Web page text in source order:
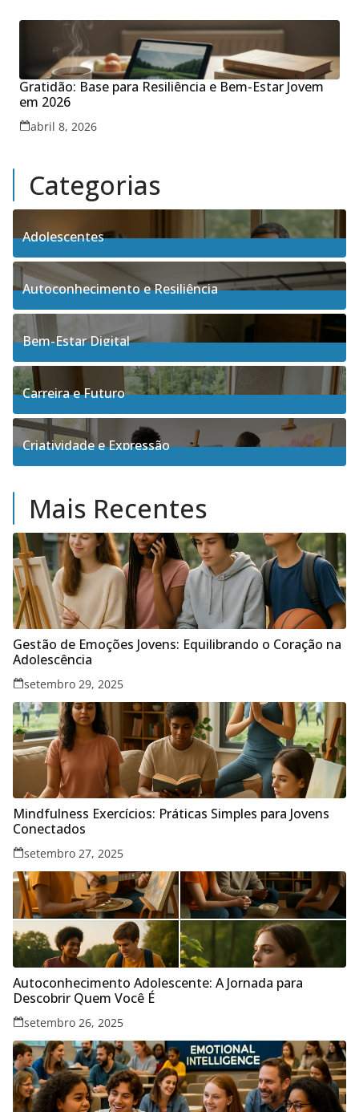
Gratidão: Base para Resiliência e Bem-Estar Jovem
em 2026
abril 8, 2026
Categorias
Adolescentes
4Posts
Autoconhecimento e Resiliência
91Posts
Bem-Estar Digital
3Posts
Carreira e Futuro
5Posts
Criatividade e Expressão
Mais Recentes
Gestão de Emoções Jovens: Equilibrando o Coração na
Adolescência
setembro 29, 2025
Mindfulness Exercícios: Práticas Simples para Jovens
Conectados
setembro 27, 2025
Autoconhecimento Adolescente: A Jornada para
Descobrir Quem Você É
setembro 26, 2025